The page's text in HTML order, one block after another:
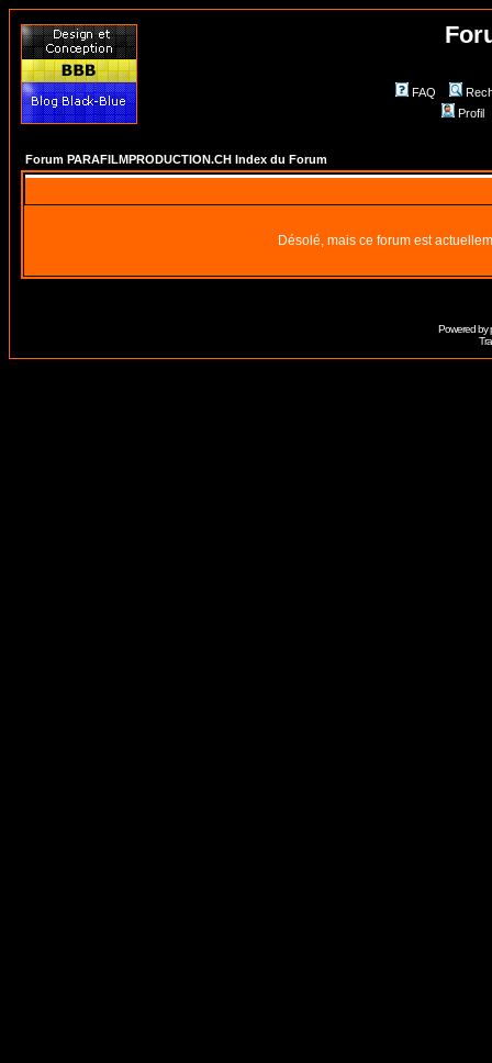
FAQ
Profil
Forum PARAFILMPRODUCTION.CH Index du Forum
Désolé, mais ce forum est
Powered by